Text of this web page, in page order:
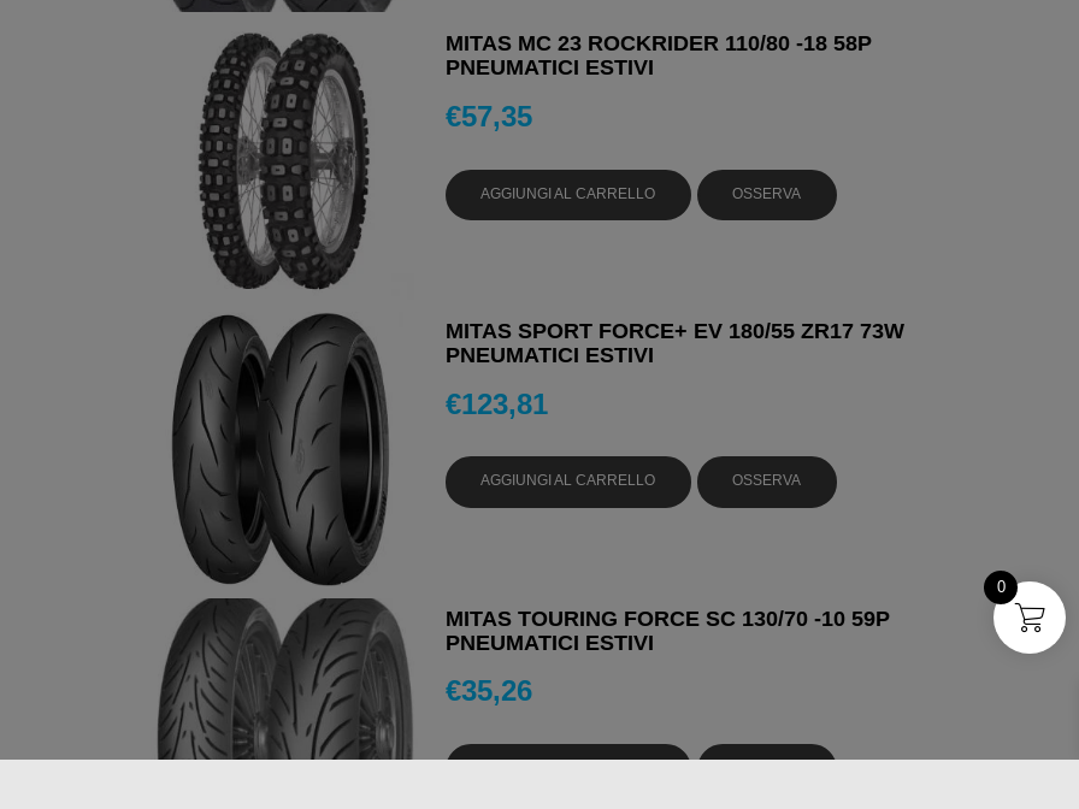
MITAS MC 23 ROCKRIDER 110/80 -18 58P
PNEUMATICI ESTIVI
€57,35
AGGIUNGI AL CARRELLO OSSERVA
MITAS SPORT FORCE+ EV 180/55 ZR17 73W
PNEUMATICI ESTIVI
€123,81
AGGIUNGI AL CARRELLO OSSERVA
MITAS TOURING FORCE SC 130/70 -10 59P
PNEUMATICI ESTIVI
€35,26
0